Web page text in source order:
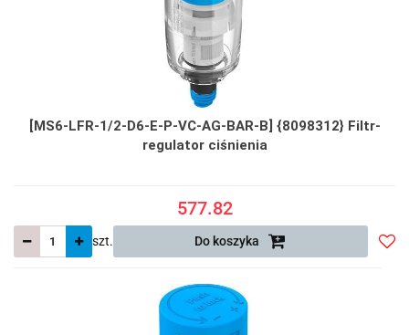
[MS6-LFR-1/2-D6-E-P-VC-AG-BAR-B] {8098312} Filtr-
regulator ciśnienia
577.82
szt. Do koszyka